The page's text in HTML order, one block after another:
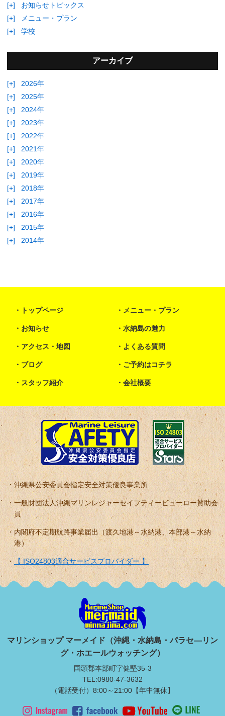
[+]
お知らせトピックス
[+]
メニュー・プラン
[+]
学校
アーカイブ
[+]
2026年
[+]
2025年
[+]
2024年
[+]
2023年
[+]
2022年
[+]
2021年
[+]
2020年
[+]
2019年
[+]
2018年
[+]
2017年
[+]
2016年
[+]
2015年
[+]
2014年
トップページ メニュー・プラン
お知らせ 水納島の魅力
アクセス・地図 よくある質問
ブログ ご予約はコチラ
スタッフ紹介 会社概要
沖縄県公安委員会指定安全対策優良事業所
一般財団法人沖縄マリンレジャーセイフティービューロー賛助会
員
内閣府不定期航路事業届出（渡久地港～水納港、本部港～水納
港）
【 ISO24803適合サービスプロバイダー 】
マリンショップ マーメイド（沖縄・水納島・パラセ―リン
グ・ホエールウォッチング）
国頭郡本部町字健堅35-3
TEL:0980-47-3632
（電話受付）8:00～21:00【年中無休】